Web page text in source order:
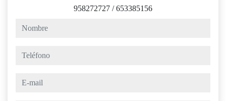
958272727 /653385156
nombre
teléfono
e-mail